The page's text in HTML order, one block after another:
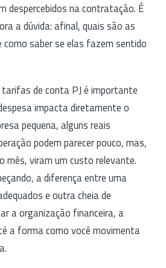
despercebidos na contratação. É
a dúvida: afinal, quais são as
saber se elas fazem sentido
de conta PJ é importante
impacta diretamente o
pequena, alguns reais
podem parecer pouco, mas,
mês, viram um custo relevante.
a diferença entre uma
e outra cheia de
a organização financeira, a
a forma como você movimenta